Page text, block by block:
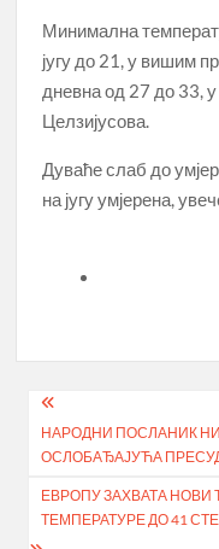
Минимална
југу до 21, у вишим
дневна од 27 до 33,
Целзијусова.
Дуваће слаб до
на југу умјерена,
Кретање
чланка
НАРОДНИ ПОСЛАНИК
ОСЛОБАЂАЈУЋА
ЕВРОПУ ЗАХВАТА НОВИ
ТЕМПЕРАТУРЕ ДО 41